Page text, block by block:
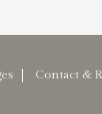
Contact &